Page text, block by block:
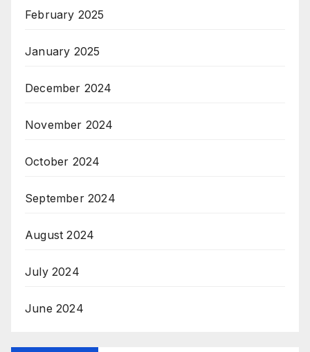
February 2025
January 2025
December 2024
November 2024
October 2024
September 2024
August 2024
July 2024
June 2024